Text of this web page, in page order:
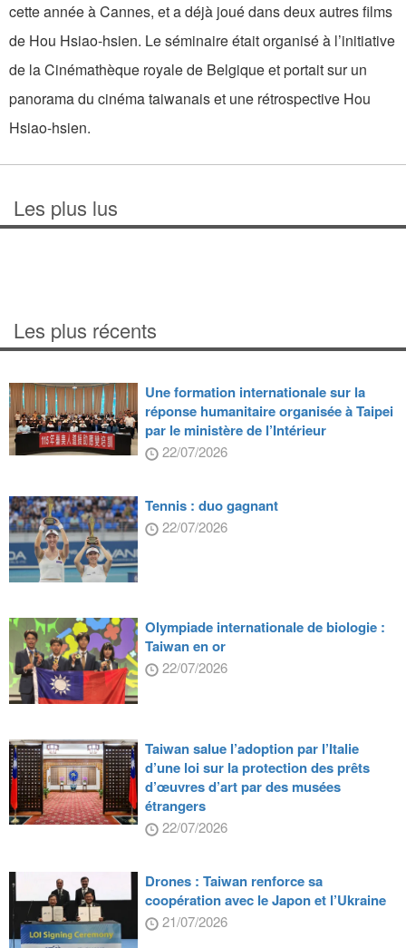
cette année à Cannes, et a déjà joué dans deux autres films
de Hou Hsiao-hsien. Le séminaire était organisé à l’initiative
de la Cinémathèque royale de Belgique et portait sur un
panorama du cinéma taiwanais et une rétrospective Hou
Hsiao-hsien.
Les plus lus
Les plus récents
Une formation internationale sur la
réponse humanitaire organisée à Taipei
par le ministère de l’Intérieur
22/07/2026
Tennis : duo gagnant
22/07/2026
Olympiade internationale de biologie :
Taiwan en or
22/07/2026
Taiwan salue l’adoption par l’Italie
d’une loi sur la protection des prêts
d’œuvres d’art par des musées
étrangers
22/07/2026
Drones : Taiwan renforce sa
coopération avec le Japon et l’Ukraine
21/07/2026